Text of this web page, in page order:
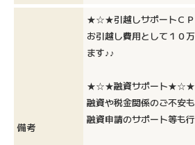
備考
★☆★引越しサポート
お引越し費用として１０
ます♪♪
★☆★融資サポート★☆★
融資や税金関係のご不安
融資申請のサポート等も